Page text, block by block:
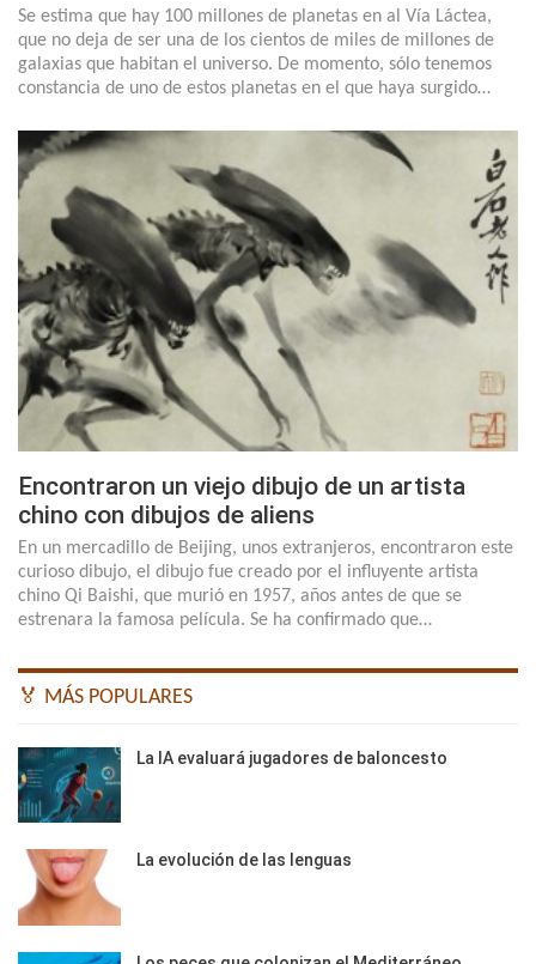
Se estima que hay 100 millones de planetas en al Vía Láctea,
que no deja de ser una de los cientos de miles de millones de
galaxias que habitan el universo. De momento, sólo tenemos
constancia de uno de estos planetas en el que haya surgido…
Encontraron un viejo dibujo de un artista
chino con dibujos de aliens
En un mercadillo de Beijing, unos extranjeros, encontraron este
curioso dibujo, el dibujo fue creado por el influyente artista
chino Qi Baishi, que murió en 1957, años antes de que se
estrenara la famosa película. Se ha confirmado que…
🏅 MÁS POPULARES
La IA evaluará jugadores de baloncesto
La evolución de las lenguas